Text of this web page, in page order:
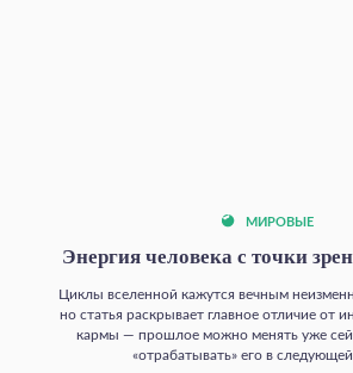
МИРОВЫЕ
Энергия человека с точки
Циклы вселенной кажутся вечным
но статья раскрывает главное отличие от
кармы — прошлое можно менять уже
«отрабатывать» его в